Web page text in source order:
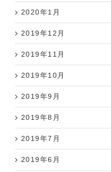
2020年1月
2019年12月
2019年11月
2019年10月
2019年9月
2019年8月
2019年7月
2019年6月